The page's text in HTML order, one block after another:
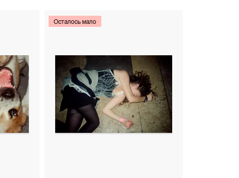
Осталось мало